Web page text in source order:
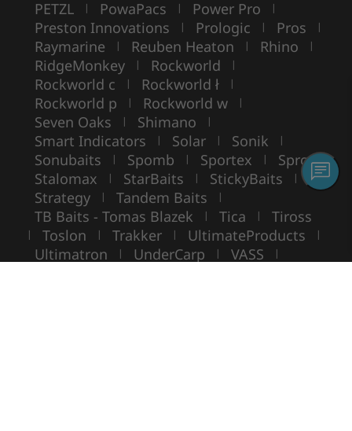
PETZL | PowaPacs | Power Pro |
Preston Innovations | Prologic | Pros |
Raymarine | Reuben Heaton | Rhino |
RidgeMonkey | Rockworld |
Rockworld c | Rockworld ł |
Rockworld p | Rockworld w |
Seven Oaks | Shimano |
Smart Indicators | Solar | Sonik |
Sonubaits | Spomb | Sportex | Spro |
Stalomax | StarBaits | StickyBaits |
Strategy | Tandem Baits |
TB Baits - Tomas Blazek | Tica | Tiross
| Toslon | Trakker | UltimateProducts |
Ultimatron | UnderCarp | VASS |